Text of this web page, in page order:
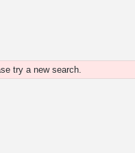
try a new search.